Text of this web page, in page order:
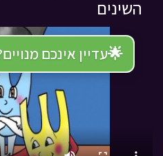
השינים
🌟עדיין אינכם